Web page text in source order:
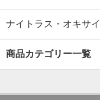
ナイトラス・オキサ
商品カテゴリー一覧